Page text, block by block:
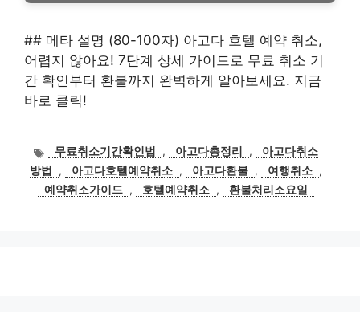
## 메타 설명 (80-100자) 아고다 호텔 예약 취소,
어렵지 않아요! 7단계 상세 가이드로 무료 취소 기
간 확인부터 환불까지 완벽하게 알아보세요. 지금
바로 클릭!
태
그
무료취소기간확인법 , 아고다총정리 ,
아고다취소
방법
, 아고다호텔예약취소 , 아고다환불 , 여행취소 ,
예약취소가이드 , 호텔예약취소 , 환불처리소요일